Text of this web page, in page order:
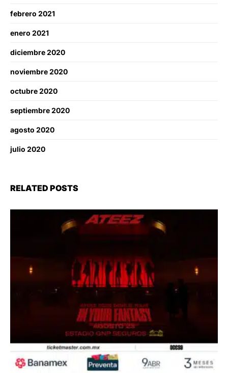
febrero 2021
enero 2021
diciembre 2020
noviembre 2020
octubre 2020
septiembre 2020
agosto 2020
julio 2020
RELATED POSTS